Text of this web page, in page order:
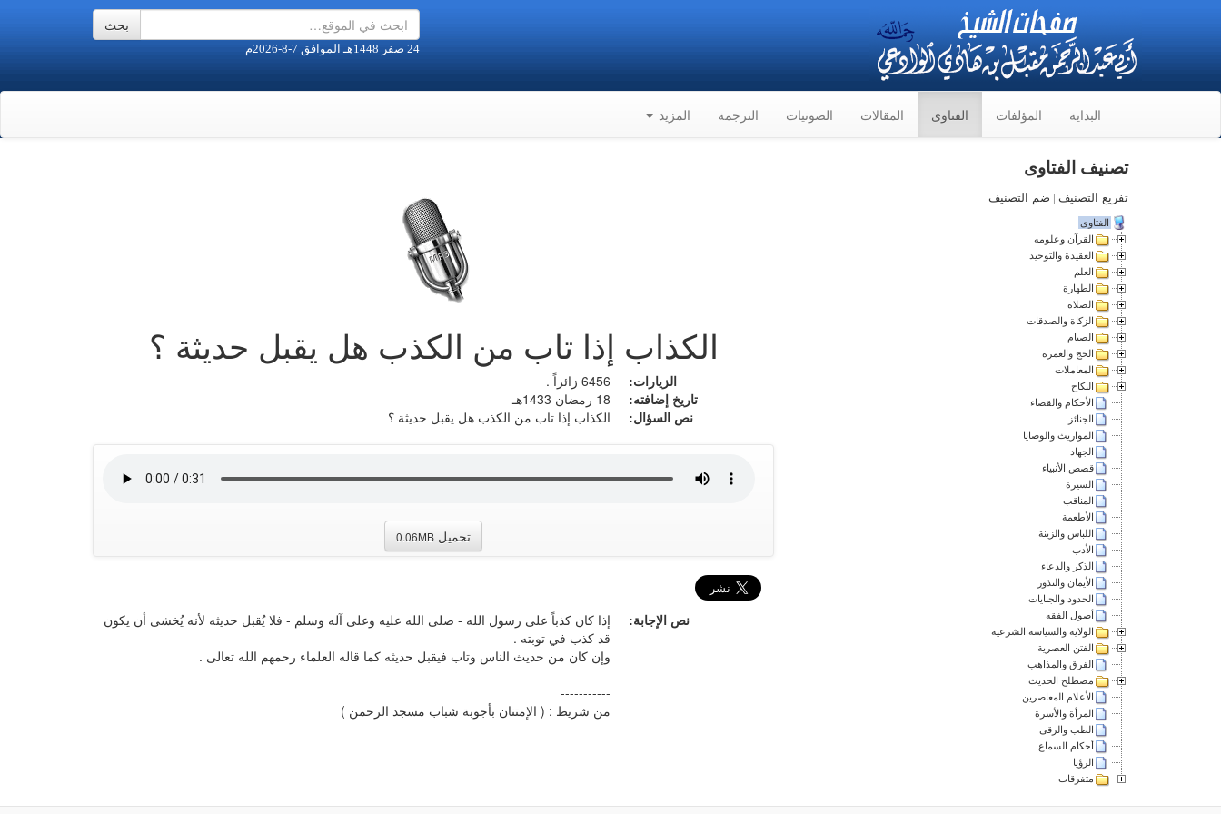
24 صفر 1448هـ الموافق 7-8-2026م
البداية المؤلفات الفتاوى المقالات الصوتيات الترجمة المزيد
الكذاب إذا تاب من الكذب هل يقبل حديثة ؟
الزيارات:
6456 زائراً .
تاريخ إضافته:
18 رمضان 1433هـ
نص السؤال:
الكذاب إذا تاب من الكذب هل يقبل حديثة ؟
تحميل 0.06MB
نص الإجابة:
إذا كان كذباً على رسول الله - صلى الله عليه وعلى آله وسلم - فلا يُقبل حديثه لأنه يُخشى أن يكون
قد كذب في توبته .
وإن كان من حديث الناس وتاب فيقبل حديثه كما قاله العلماء رحمهم الله تعالى .
-----------
من شريط : ( الإمتنان بأجوبة شباب مسجد الرحمن )
تصنيف الفتاوى
تفريع التصنيف | ضم التصنيف
الفتاوى
القرآن وعلومه
العقيدة والتوحيد
العلم
الطهارة
الصلاة
الزكاة والصدقات
الصيام
الحج والعمرة
المعاملات
النكاح
الأحكام والقضاء
الجنائز
المواريث والوصايا
الجهاد
قصص الأنبياء
السيرة
المناقب
الأطعمة
اللباس والزينة
الأدب
الذكر والدعاء
الأيمان والنذور
الحدود والجنايات
أصول الفقه
الولاية والسياسة الشرعية
الفتن العصرية
الفرق والمذاهب
مصطلح الحديث
الأعلام المعاصرين
المرأة والأسرة
الطب والرقى
أحكام السماع
الرؤيا
متفرقات